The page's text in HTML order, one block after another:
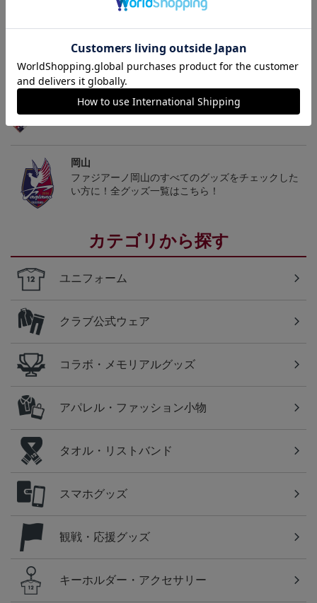
トピックス
岡山
こだわりのデザインに注目！タオルマフラーは応援
の必須アイテム！
岡山
ファジアーノ岡山のすべてのグッズをチェックした
い方に！全グッズ一覧はこちら！
カテゴリから探す
ユニフォーム
クラブ公式ウェア
コラボ・メモリアルグッズ
アパレル・ファッション小物
タオル・リストバンド
スマホグッズ
観戦・応援グッズ
キーホルダー・アクセサリー